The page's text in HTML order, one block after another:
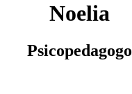
Noelia
Psicopedagogo